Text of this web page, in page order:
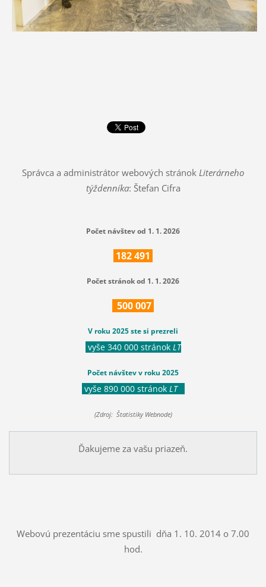
Správca a administrátor webových stránok Literárneho
týždenníka: Štefan Cifra
Počet návštev od 1. 1. 2026
182491
Počet stránok od 1. 1. 2026
500007
V roku 2025 ste si prezreli
vyše 340 000 stránok LT
Počet návštev v roku 2025
vyše 890 000 stránok LT
(Zdroj: Štatistiky Webnode)
Ďakujeme za vašu priazeň.
Webovú prezentáciu sme spustili dňa 1. 10. 2014 o 7.00
hod.